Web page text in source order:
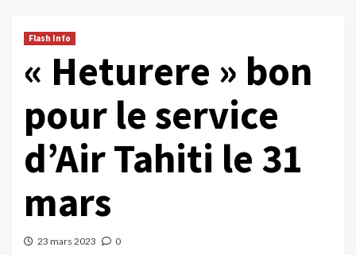
Flash Info
« Heturere » bon
pour le service
d’Air Tahiti le 31
mars
23 mars 2023 0